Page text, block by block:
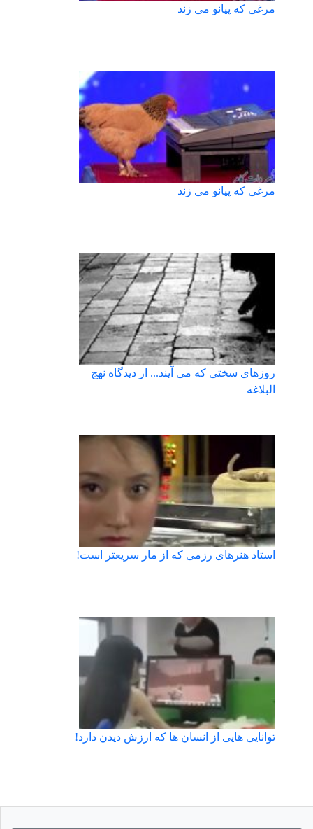
مرغی که پیانو می زند
مرغی که پیانو می زند
روزهای سختی که می آیند... از دیدگاه نهج
البلاغه
استاد هنرهای رزمی که از مار سریعتر است!
توانایی هایی از انسان ها که ارزش دیدن دارد!